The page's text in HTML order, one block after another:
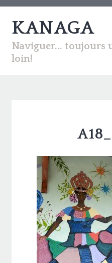
KANAGA
Naviguer... toujours
loin!